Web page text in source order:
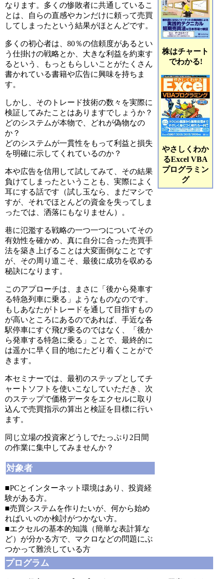
なります。多くの惨敗者に共通しているこ
とは、自らの直感やカンだけに頼って売買
してしまったという結果がほとんどです。
多くの初心者は、80％の信頼度があるとい
う仕掛けの戦略とか、大きな利益を約束す
るという、もっともらしいことがたくさん
書かれている書籍や広告に興味を持ちま
す。
しかし、そのトレード技術の数々を実際に
検証してみたことはありますでしょうか？
どのシステムが本物で、どれが偽物なの
か？
どのシステムが一貫性をもって利益と損失
を明確に示してくれているのか？
本や広告を信用して試してみて、その結果
負けてしまったということも、実際によく
耳にする話です（試し玉なら、まだマシで
すが、それでほとんどの資金を失ってしま
ったでは、洒落にもなりません）。
巷に氾濫する戦略の一つ一つについてその
有効性を確かめ、真に自分に合った売買手
法を築き上げることは大変面倒なことです
が、その周り道こそ、最後に成功を収める
秘訣になります。
このアプローチは、まさに「後から発車す
る特急列車に乗る」ようなものなのです。
もしあなたがトレードを通して目指すもの
が高いところにあるのであれば、手近な各
駅停車にすぐ飛び乗るのではなく、「後か
ら発車する特急に乗る」ことで、最終的に
は遥かに早く目的地にたどり着くことがで
きます。
本セミナーでは、最初のステップとしてチ
ャートソフトを使いこなしていただき、次
のステップで価格データをエクセルに取り
込んで売買指示の算出と検証を目標に行い
ます。
同じ立場の投資家どうしでたっぷり2日間
の作業に集中してみませんか？
対象者
■PCとインターネット環境はあり、投資経
験がある方。
■売買システムを作りたいが、何から始め
ればいいのか検討がつかない方。
■エクセルの基本的知識（簡単な表計算な
ど）が分かる方で、マクロなどの問題にぶ
つかって難渋している方
株はチャート
でわかる!
やさしくわか
るExcel VBA
プログラミン
グ
プログラム